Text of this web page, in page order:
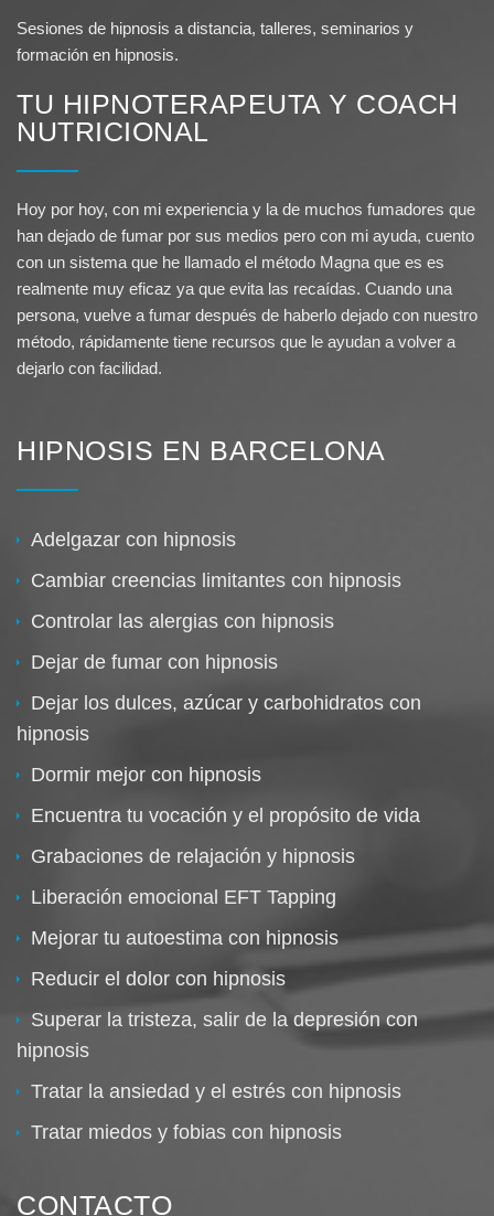
Sesiones de hipnosis a distancia, talleres, seminarios y
formación en hipnosis.
TU HIPNOTERAPEUTA Y COACH
NUTRICIONAL
Hoy por hoy, con mi experiencia y la de muchos fumadores que
han dejado de fumar por sus medios pero con mi ayuda, cuento
con un sistema que he llamado el método Magna que es es
realmente muy eficaz ya que evita las recaídas. Cuando una
persona, vuelve a fumar después de haberlo dejado con nuestro
método, rápidamente tiene recursos que le ayudan a volver a
dejarlo con facilidad.
HIPNOSIS EN BARCELONA
Adelgazar con hipnosis
Cambiar creencias limitantes con hipnosis
Controlar las alergias con hipnosis
Dejar de fumar con hipnosis
Dejar los dulces, azúcar y carbohidratos con
hipnosis
Dormir mejor con hipnosis
Encuentra tu vocación y el propósito de vida
Grabaciones de relajación y hipnosis
Liberación emocional EFT Tapping
Mejorar tu autoestima con hipnosis
Reducir el dolor con hipnosis
Superar la tristeza, salir de la depresión con
hipnosis
Tratar la ansiedad y el estrés con hipnosis
Tratar miedos y fobias con hipnosis
CONTACTO